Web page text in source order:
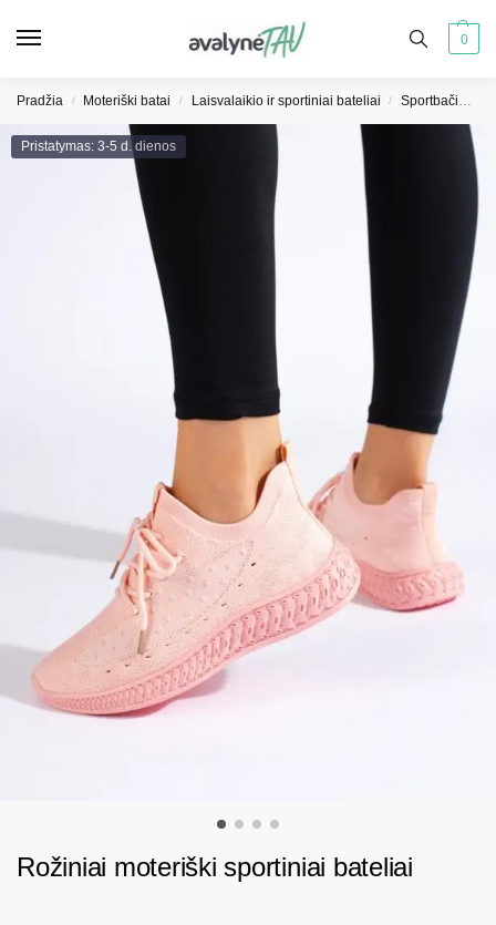
0
Pradžia / Moteriški batai / Laisvalaikio ir sportiniai bateliai / Sportbačiai moterims
Pristatymas: 3-5 d. dienos
Rožiniai moteriški sportiniai bateliai